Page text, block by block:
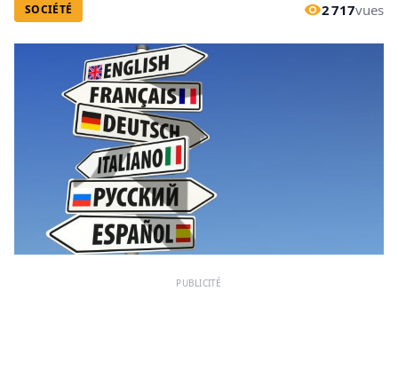
SOCIÉTÉ 2 717vues
PUBLICITÉ